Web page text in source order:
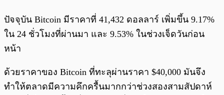
ปัจจุบัน Bitcoin มีราคาที่ 41,432 ดอลลาร์ เพิ่มขึ้น 9.17%
ใน 24 ชั่วโมงที่ผ่านมา และ 9.53% ในช่วงเจ็ดวันก่อน
หน้า
ด้วยราคาของ Bitcoin ที่ทะลุผ่านราคา $40,000 มันจึง
ทำให้ตลาดมีความคึกครื้นมากกว่าช่วงสองสามสัปดาห์